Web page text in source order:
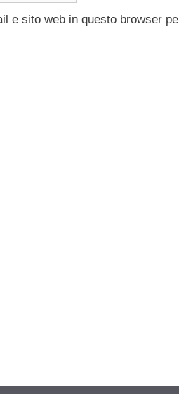
e sito web in questo browser